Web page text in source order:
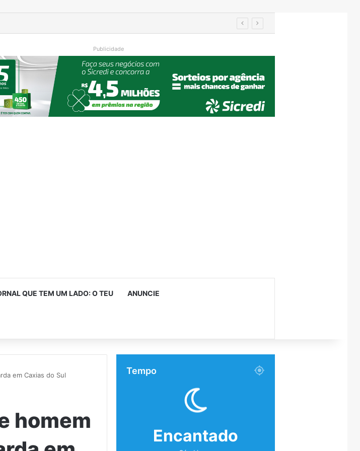
Publicidade
QUE TEM UM LADO: O TEU ANUNCIE
em Caxias do Sul
homem
Tempo
Encantado